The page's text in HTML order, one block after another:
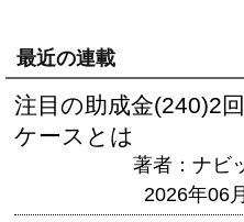
最近の連載
注目の助成金(240)2
ケースとは
著者：ナビ
2026年06